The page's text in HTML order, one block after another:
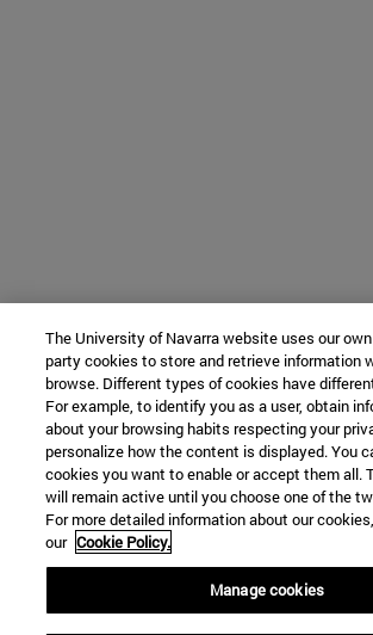
The University of Navarra website uses our
party cookies to store and retrieve information
browse. Different types of cookies have
For example, to identify you as a user, obtain
about your browsing habits respecting your
personalize how the content is displayed. You
cookies you want to enable or accept them all.
will remain active until you choose one of the
For more detailed information about our
our Cookie Policy.
Manage cookies